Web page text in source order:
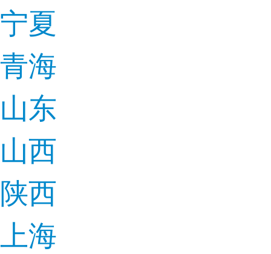
宁夏
青海
山东
山西
陕西
上海